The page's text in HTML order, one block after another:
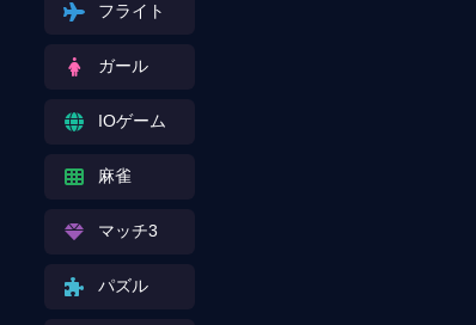
フライト
ガール
IOゲーム
麻雀
マッチ3
パズル